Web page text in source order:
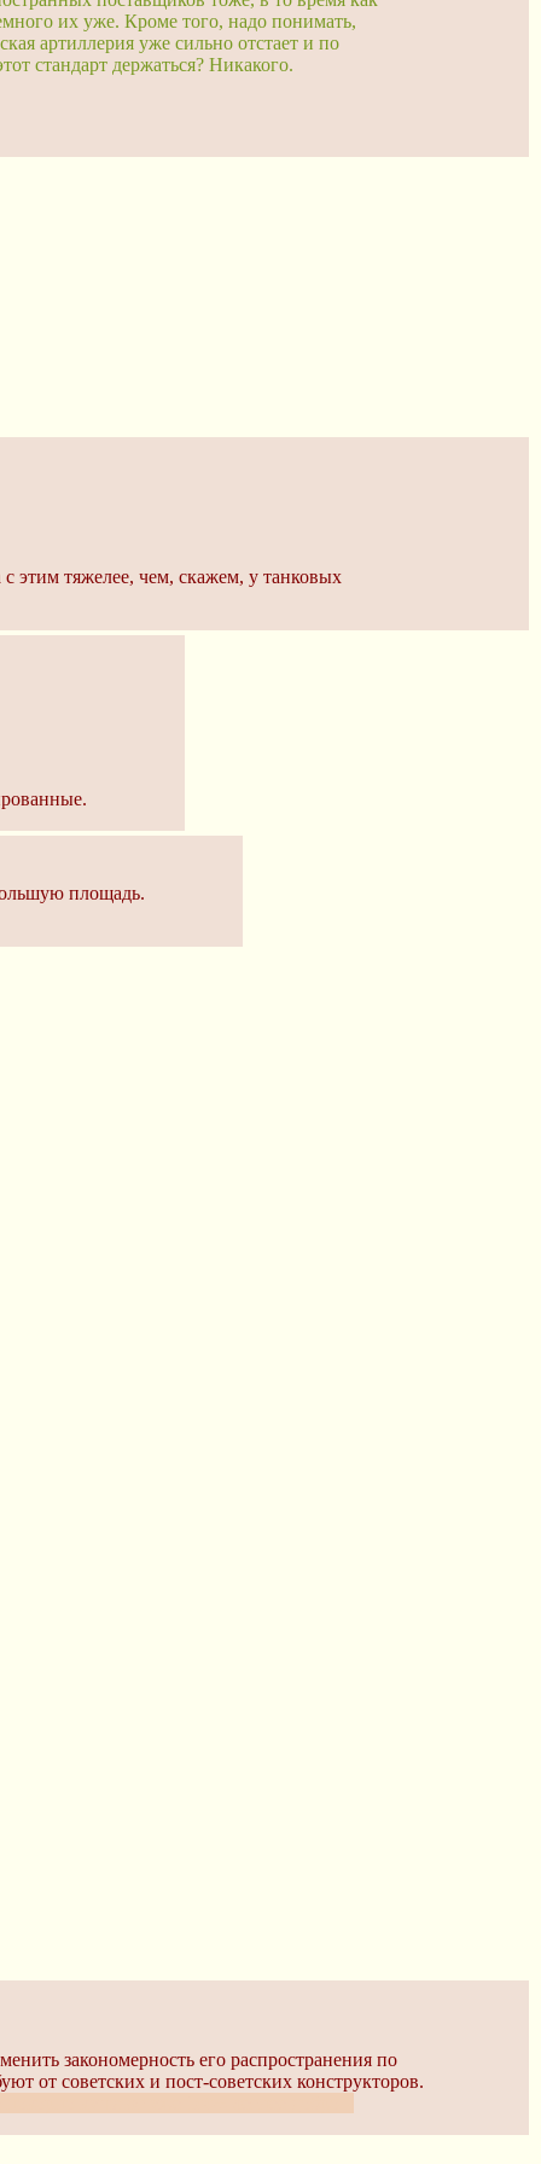
их уже. Кроме того, надо понимать,
артиллерия уже сильно отстает и по
стандарт держаться? Никакого.
с этим тяжелее, чем, скажем, у танковых
площадь.
закономерность его распространения по
от советских и пост-советских конструкторов.